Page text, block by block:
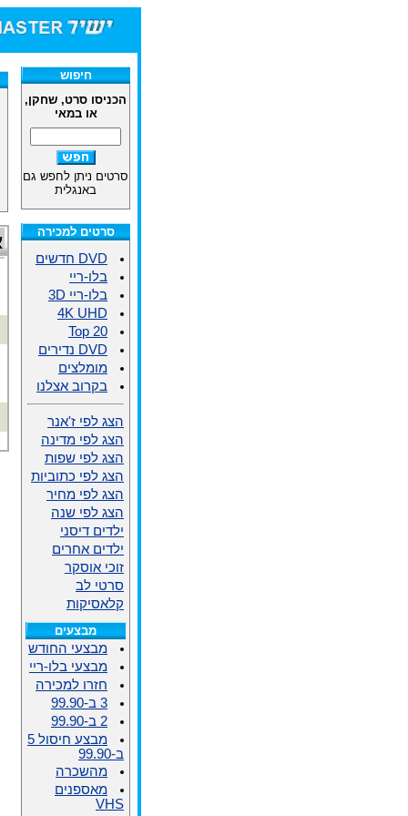
חיפוש
הכניסו סרט, שחקן,
או במאי
סרטים ניתן לחפש גם
באנגלית
סרטים למכירה
DVD חדשים
בלו-ריי
בלו-ריי 3D
4K UHD
Top 20
DVD נדירים
מומלצים
בקרוב אצלנו
הצג לפי ז'אנר
הצג לפי מדינה
הצג לפי שפות
הצג לפי כתוביות
הצג לפי מחיר
הצג לפי שנה
ילדים דיסני
ילדים אחרים
זוכי אוסקר
סרטי לב
קלאסיקות
מבצעים
מבצעי החודש
מבצעי בלו-ריי
חזרו למכירה
3 ב-99.90
2 ב-99.90
מבצע חיסול 5
ב-99.90
מהשכרה
מאספנים
VHS